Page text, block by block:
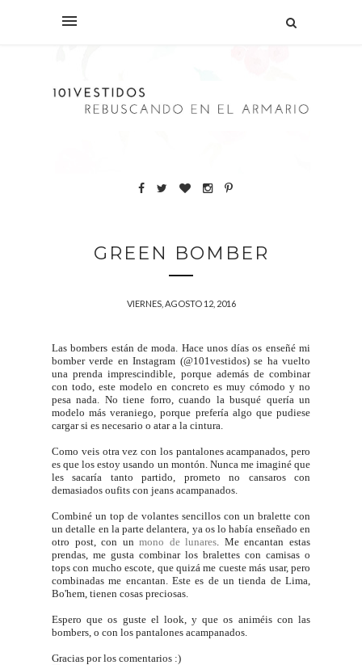
GREEN BOMBER
VIERNES, AGOSTO 12, 2016
Las bombers están de moda. Hace unos días os enseñé mi
bomber verde en Instagram (@101vestidos) se ha vuelto
una prenda imprescindible, porque además de combinar
con todo, este modelo en concreto es muy cómodo y no
pesa nada. No tiene forro, cuando la busqué quería un
modelo más veraniego, porque prefería algo que pudiese
cargar si es necesario o atar a la cintura.
Como veis otra vez con los pantalones acampanados, pero
es que los estoy usando un montón. Nunca me imaginé que
les sacaría tanto partido, prometo no cansaros con
demasiados oufits con jeans acampanados.
Combiné un top de volantes sencillos con un bralette con
un detalle en la parte delantera, ya os lo había enseñado en
otro post, con un mono de lunares . Me encantan estas
prendas, me gusta combinar los bralettes con camisas o
tops con mucho escote, que quizá me cueste más usar, pero
combinadas me encantan. Este es de un tienda de Lima,
Bo'hem, tienen cosas preciosas.
Espero que os guste el look, y que os animéis con las
bombers, o con los pantalones acampanados.
Gracias por los comentarios :)